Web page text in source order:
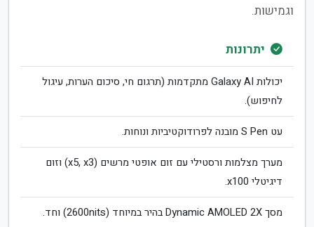
וגמישות.
יתרונות
יכולות Galaxy AI מתקדמות (תרגום חי, סיכום הערות, עיגול
לחיפוש).
עט S Pen מובנה לפרודוקטיביות ונוחות.
מערך מצלמות ורסטילי עם זום אופטי מרשים (x5, x3) וזום
דיגיטלי x100.
מסך Dynamic AMOLED 2X בהיר במיוחד (2600nits) וחד.